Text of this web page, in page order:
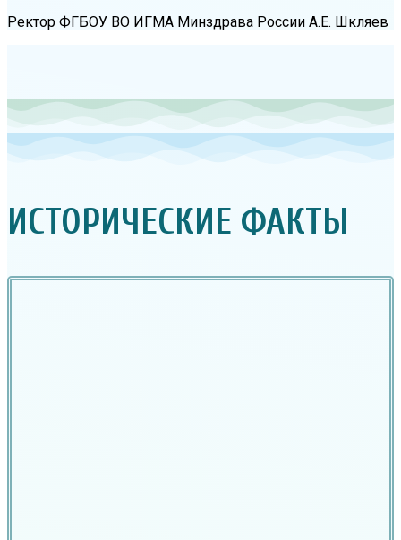
Ректор ФГБОУ ВО ИГМА Минздрава России А.Е. Шкляев
ИСТОРИЧЕСКИЕ ФАКТЫ